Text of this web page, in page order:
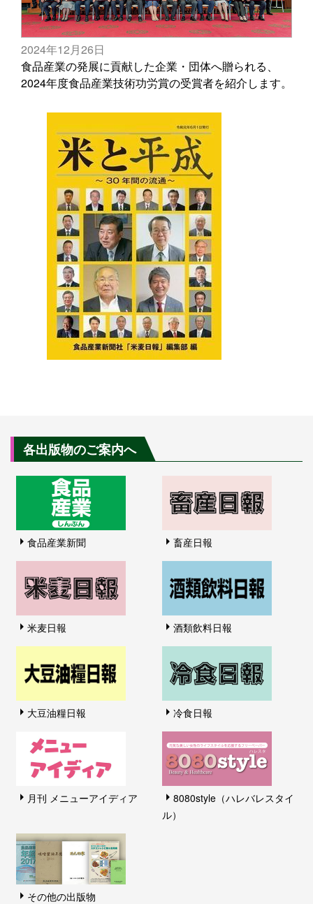
2024年12月26日
食品産業の発展に貢献した企業・団体へ贈られる、
2024年度食品産業技術功労賞の受賞者を紹介します。
各出版物のご案内へ
食品産業新聞 畜産日報
米麦日報 酒類飲料日報
大豆油糧日報 冷食日報
月刊 メニューアイディア
8080style（ハレバレスタイ
ル）
その他の出版物